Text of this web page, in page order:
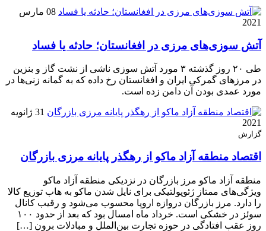
08 مارس
2021
آتش سوزی‌های مرزی در افغانستان؛ حادثه یا فساد
طی ۲۰ روز گذشته ۳ مورد آتش سوزی ناشی از نشت گاز و بنزین
در مرزهای گمرکی ایران و افغانستان رخ داده که به گمانه زنی‌ها در
مورد عمدی بودن آن دامن زده است.
31 ژانویه
2021
گزارش
اقتصاد منطقه آزاد ماکو از رهگذر پایانه مرزی بازرگان
منطقه آزاد ماکو مرز بازرگان در نزدیکی منطقه آزاد ماکو
ویژگی‌های ممتاز ژئوپولتیکی برای نایل شدن ماکو به هاب توزیع کالا
را دارد. مرز بازرگان دروازه اروپا محسوب می‌شود و رقیب کانال
سوئز در خشکی است. خرداد ماه امسال بود که بعد از حدود ۱۰۰
روز عقب افتادگی در حوزه تجارت بین‌الملل و مبادلات برون […]